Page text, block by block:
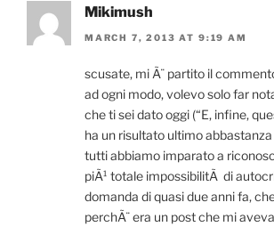
Mikimush
MARCH 7, 2013 AT 9:19 AM
scusate, mi Ã¨ partito il
ad ogni modo, volevo solo far
che ti sei dato oggi (“E, infine,
ha un risultato ultimo
tutti abbiamo imparato a
piÃ¹ totale impossibilitÃ di
domanda di quasi due anni fa,
perchÃ¨ era un post che mi